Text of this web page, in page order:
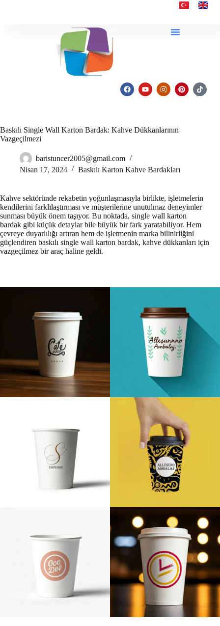
Baskılı Single Wall Karton Bardak: Kahve Dükkanlarının
Vazgeçilmezi
baristuncer2005@gmail.com
Nisan 17, 2024
Baskılı Karton Kahve Bardakları
Kahve sektöründe rekabetin yoğunlaşmasıyla birlikte, işletmelerin
kendilerini farklılaştırması ve müşterilerine unutulmaz deneyimler
sunması büyük önem taşıyor. Bu noktada, single wall karton
bardak gibi küçük detaylar bile büyük bir fark yaratabiliyor. Hem
çevreye duyarlılığı artıran hem de işletmenin marka bilinirliğini
güçlendiren baskılı single wall karton bardak, kahve dükkanları için
vazgeçilmez bir araç haline geldi.